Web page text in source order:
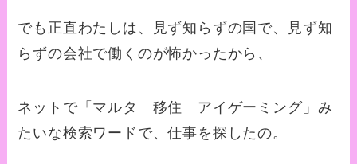
でも正直わたしは、見ず知らずの国で、見ず知
らずの会社で働くのが怖かったから、
ネットで「マルタ 移住 アイゲーミング」み
たいな検索ワードで、仕事を探したの。